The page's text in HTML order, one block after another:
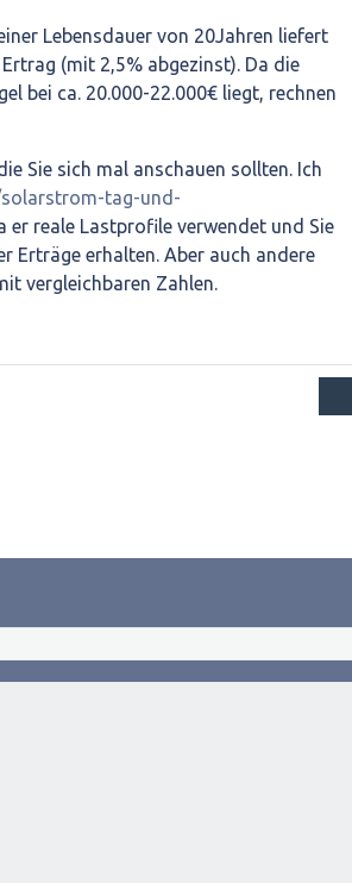
Lebensdauer von 20Jahren liefert
(mit 2,5% abgezinst). Da die
bei ca. 20.000-22.000€ liegt, rechnen
Sie sich mal anschauen sollten. Ich
tag-und-
er reale Lastprofile verwendet und Sie
Erträge erhalten. Aber auch andere
vergleichbaren Zahlen.